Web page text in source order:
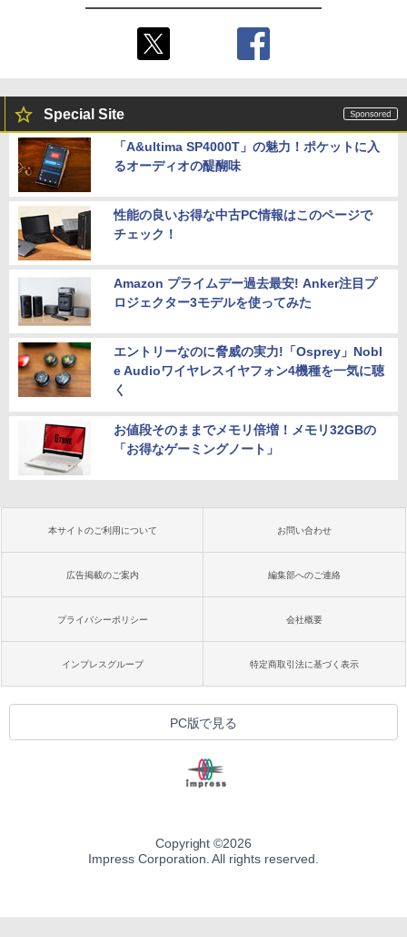
Special Site
「A&ultima SP4000T」の魅力！ポケットに入
るオーディオの醍醐味
性能の良いお得な中古PC情報はこのページで
チェック！
Amazon プライムデー過去最安! Anker注目プ
ロジェクター3モデルを使ってみた
エントリーなのに脅威の実力!「Osprey」Nobl
e Audioワイヤレスイヤフォン4機種を一気に聴
く
お値段そのままでメモリ倍増！メモリ32GBの
「お得なゲーミングノート」
本サイトのご利用について お問い合わせ
広告掲載のご案内 編集部へのご連絡
プライバシーポリシー 会社概要
インプレスグループ 特定商取引法に基づく表示
PC版で見る
Copyright ©2026
Impress Corporation. All rights reserved.